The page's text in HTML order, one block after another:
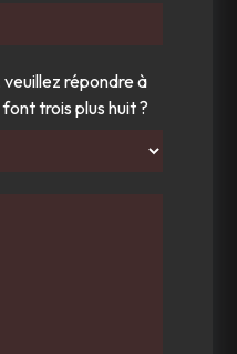
veuillez répondre à
trois plus huit ?